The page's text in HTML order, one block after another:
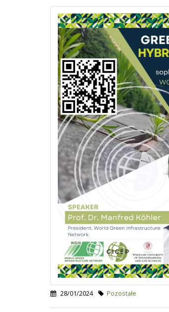
28/01/2024 Pozostałe